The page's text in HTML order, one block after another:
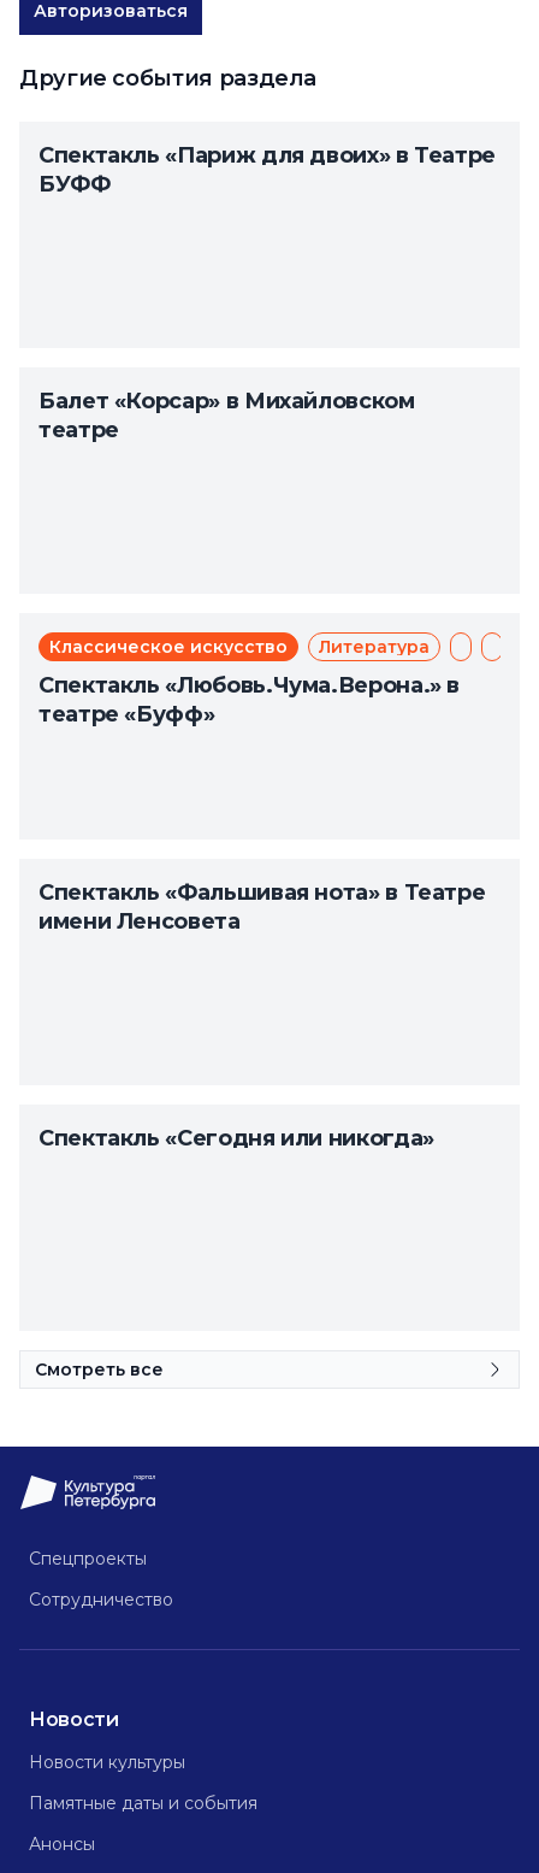
Авторизоваться
Другие события раздела
Спектакль «Париж для двоих» в Театре
БУФФ
Балет «Корсар» в Михайловском
театре
Классическое искусство Литература Мюзикл
Спектакль «Любовь.Чума.Верона.» в
театре «Буфф»
Спектакль «Фальшивая нота» в Театре
имени Ленсовета
Спектакль «Сегодня или никогда»
Смотреть все
Спецпроекты
Сотрудничество
Новости
Новости культуры
Памятные даты и события
Анонсы